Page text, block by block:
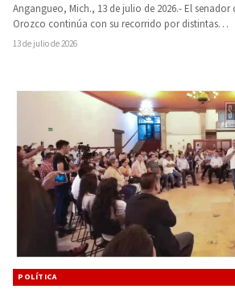
Angangueo, Mich., 13 de julio de 2026.- El
Orozco continúa con su recorrido por distintas…
13 de julio de 2026
POLÍTICA